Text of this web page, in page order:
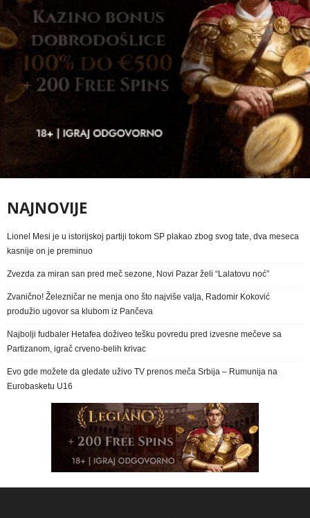
NAJNOVIJE
Lionel Mesi je u istorijskoj partiji tokom SP plakao zbog svog tate, dva meseca
kasnije on je preminuo
Zvezda za miran san pred meč sezone, Novi Pazar želi “Lalatovu noć”
Zvanično! Železničar ne menja ono što najviše valja, Radomir Koković
produžio ugovor sa klubom iz Pančeva
Najbolji fudbaler Hetafea doživeo tešku povredu pred izvesne mečeve sa
Partizanom, igrač crveno-belih krivac
Evo gde možete da gledate uživo TV prenos meča Srbija – Rumunija na
Eurobasketu U16